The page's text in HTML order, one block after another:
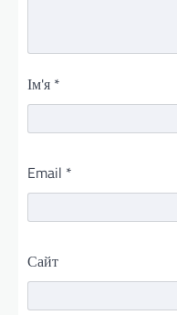
Ім'я *
Email *
Сайт